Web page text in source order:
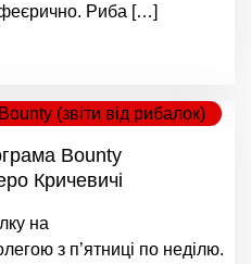
Риба […]
(звіти від рибалок)
Bounty
Кричевичі
на
з п’ятниці по неділю.